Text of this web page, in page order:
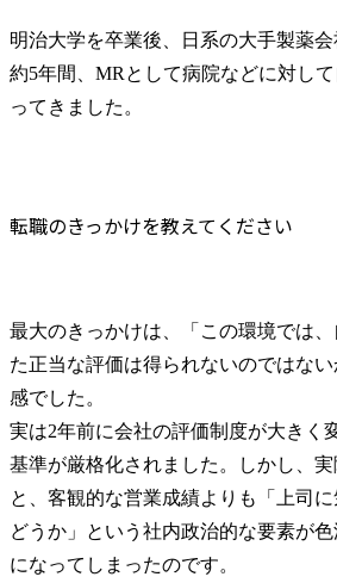
明治大学を卒業後、日系の大手製薬会
約5年間、MRとして病院などに対し
ってきました。
転職のきっかけを教えてください
最大のきっかけは、「この環境では
た正当な評価は得られないのではな
感でした。
実は2年前に会社の評価制度が大きく
基準が厳格化されました。しかし、
と、客観的な営業成績よりも「上司
どうか」という社内政治的な要素が
になってしまったのです。